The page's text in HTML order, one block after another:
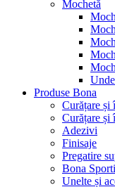
Mochetă
Produse Bona
Curățare și
Curățare și
Adezivi
Finisaje
Pregatire
Bona
Unelte și